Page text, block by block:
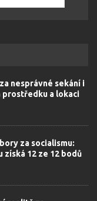
nesprávné sekání i
prostředku a lokaci
za socialismu:
získá 12 ze 12 bodů